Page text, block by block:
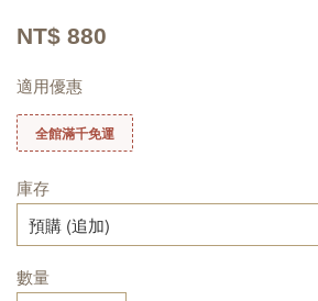
NT$ 880
適用優惠
全館滿千免運
庫存
數量